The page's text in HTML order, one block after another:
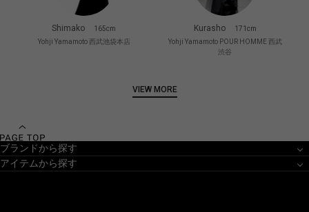
Shimako
165cm
Yohji Yamamoto 西武池袋本店
Kurasho
171cm
Yohji Yamamoto POUR HOMME 西武
渋谷
VIEW MORE
ブランドから探す
アイテムから探す